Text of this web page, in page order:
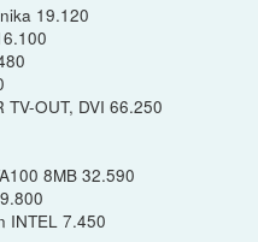
19.120
OUT, DVI 66.250
8MB 32.590
INTEL 7.450